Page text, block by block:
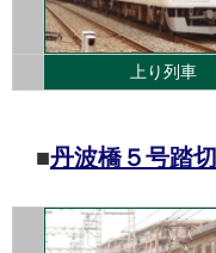
上り列車
■丹波橋５号踏切